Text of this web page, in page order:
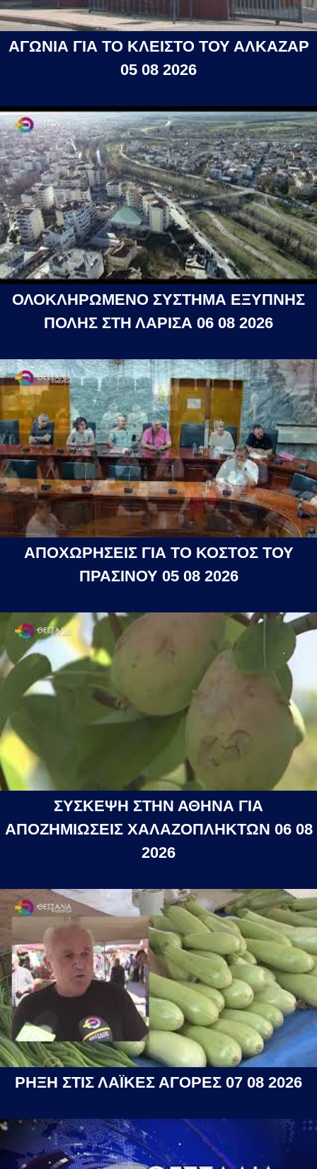
ΑΓΩΝΙΑ ΓΙΑ ΤΟ ΚΛΕΙΣΤΟ ΤΟΥ ΑΛΚΑΖΑΡ
05 08 2026
ΟΛΟΚΛΗΡΩΜΕΝΟ ΣΥΣΤΗΜΑ ΕΞΥΠΝΗΣ
ΠΟΛΗΣ ΣΤΗ ΛΑΡΙΣΑ 06 08 2026
ΑΠΟΧΩΡΗΣΕΙΣ ΓΙΑ ΤΟ ΚΟΣΤΟΣ ΤΟΥ
ΠΡΑΣΙΝΟΥ 05 08 2026
ΣΥΣΚΕΨΗ ΣΤΗΝ ΑΘΗΝΑ ΓΙΑ
ΑΠΟΖΗΜΙΩΣΕΙΣ ΧΑΛΑΖΟΠΛΗΚΤΩΝ 06 08
2026
ΡΗΞΗ ΣΤΙΣ ΛΑΪΚΕΣ ΑΓΟΡΕΣ 07 08 2026